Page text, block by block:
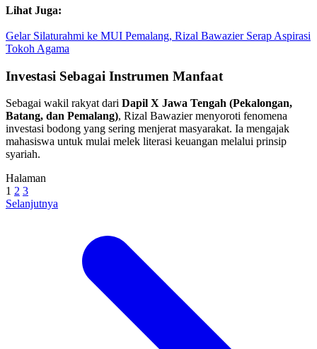
Lihat Juga:
Gelar Silaturahmi ke MUI Pemalang, Rizal Bawazier Serap Aspirasi
Tokoh Agama
​Investasi Sebagai Instrumen Manfaat
​Sebagai wakil rakyat dari Dapil X Jawa Tengah (Pekalongan,
Batang, dan Pemalang), Rizal Bawazier menyoroti fenomena
investasi bodong yang sering menjerat masyarakat. Ia mengajak
mahasiswa untuk mulai melek literasi keuangan melalui prinsip
syariah.
Halaman
1 2 3
Selanjutnya